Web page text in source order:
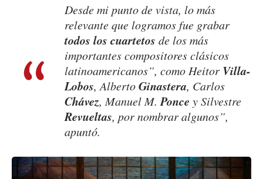
Desde mi punto de vista, lo más
relevante que logramos fue grabar
todos los cuartetos de los más
importantes compositores clásicos
latinoamericanos”, como Heitor Villa-
Lobos, AlbertoGinastera, Carlos
Chávez, Manuel M.Ponce y Silvestre
Revueltas, por nombrar algunos”,
apuntó.